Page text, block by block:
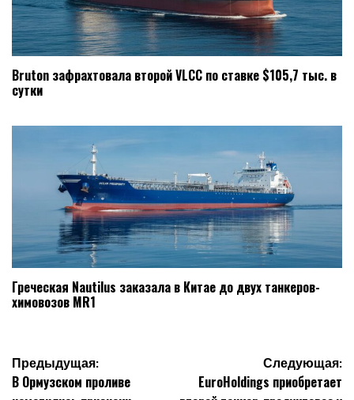
Bruton зафрахтовала второй VLCC по ставке $105,7 тыс. в
сутки
Греческая Nautilus заказала в Китае до двух танкеров-
химовозов MR1
Навигация
по
Предыдущая:
В Ормузском проливе
Следующая:
EuroHoldings приобретает